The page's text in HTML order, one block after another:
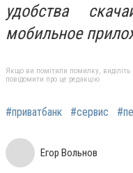
удобства
мобильное
Якщо ви помітили помилку, виділіть
повідомити про це редакцію
#приватбанк #сервис
Егор Вольнов